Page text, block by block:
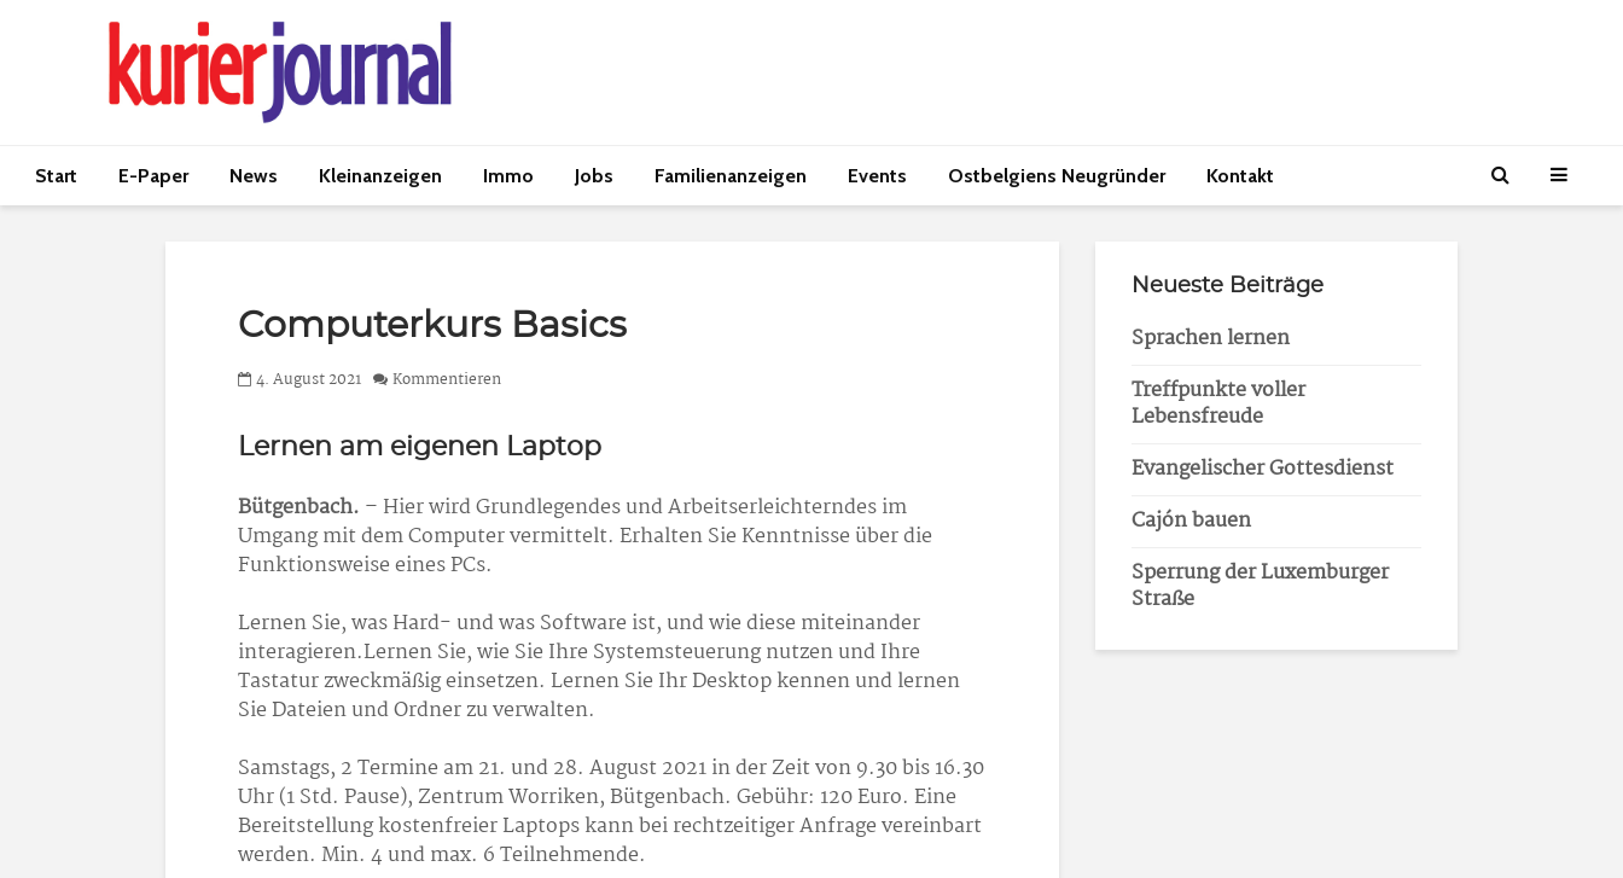
Start E-Paper News Kleinanzeigen Immo Jobs Familienanzeigen Events Ostbelgiens Neugründer Kontakt
Computerkurs Basics
4. August 2021 Kommentieren
Lernen am eigenen Laptop
Bütgenbach. – Hier wird Grundlegendes und Arbeitserleichterndes im
Umgang mit dem Computer vermittelt. Erhalten Sie Kenntnisse über die
Funktionsweise eines PCs.
Lernen Sie, was Hard- und was Software ist, und wie diese miteinander
interagieren.Lernen Sie, wie Sie Ihre Systemsteuerung nutzen und Ihre
Tastatur zweckmäßig einsetzen. Lernen Sie Ihr Desktop kennen und lernen
Sie Dateien und Ordner zu verwalten.
Samstags, 2 Termine am 21. und 28. August 2021 in der Zeit von 9.30 bis 16.30
Uhr (1 Std. Pause), Zentrum Worriken, Bütgenbach. Gebühr: 120 Euro. Eine
Bereitstellung kostenfreier Laptops kann bei rechtzeitiger Anfrage vereinbart
werden. Min. 4 und max. 6 Teilnehmende.
Neueste Beiträge
Sprachen lernen
Treffpunkte voller
Lebensfreude
Evangelischer Gottesdienst
Cajón bauen
Sperrung der Luxemburger
Straße